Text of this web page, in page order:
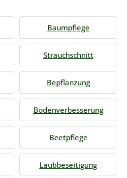
Baumpflege
Strauchschnitt
Bepflanzung
Bodenverbesserung
Beetpflege
Laubbeseitigung